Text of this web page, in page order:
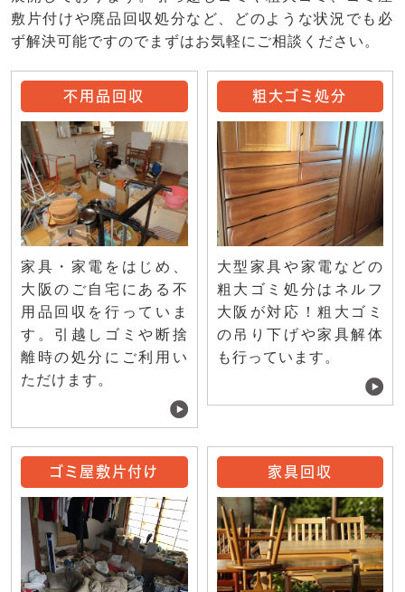
敷片付けや廃品回収処分など、どのような状況でも必
ず解決可能ですのでまずはお気軽にご相談ください。
不用品回収
家具・家電をはじめ、
大阪のご自宅にある不
用品回収を行っていま
す。引越しゴミや断捨
離時の処分にご利用い
ただけます。
粗大ゴミ処分
大型家具や家電などの
粗大ゴミ処分はネルフ
大阪が対応！粗大ゴミ
の吊り下げや家具解体
も行っています。
ゴミ屋敷片付け 家具回収